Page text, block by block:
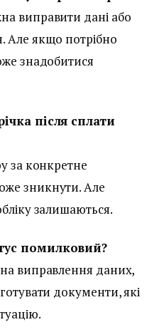
виправити дані або
Але якщо потрібно
знадобитися
після сплати
за конкретне
зникнути. Але
залишаються.
помилковий?
виправлення даних,
документи, які